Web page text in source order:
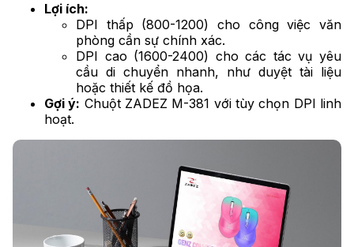
Lợi ích:
DPI thấp (800-1200) cho công việc văn
phòng cần sự chính xác.
DPI cao (1600-2400) cho các tác vụ yêu
cầu di chuyển nhanh, như duyệt tài liệu
hoặc thiết kế đồ họa.
Gợi ý: Chuột ZADEZ M-381 với tùy chọn DPI linh
hoạt.